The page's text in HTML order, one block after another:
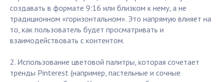
создавать в формате 9:16 или близком к нему, а не
традиционном «горизонтальном». Это напрямую влияет на
то, как пользователь будет просматривать и
взаимодействовать с контентом.
2. Использование цветовой палитры, которая сочетает
тренды Pinterest (например, пастельные и сочные